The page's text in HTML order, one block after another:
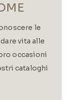
le
vita alle
occasioni
cataloghi